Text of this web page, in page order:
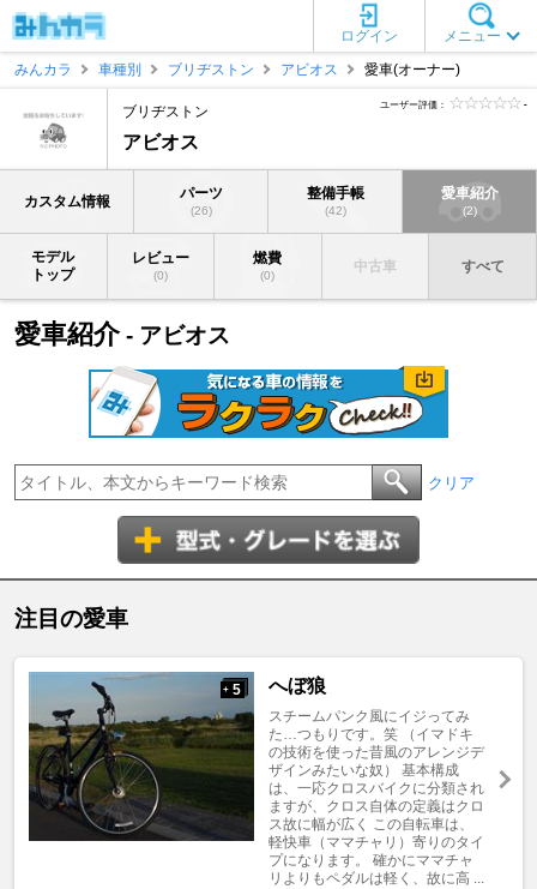
メニュー
ログイン
みんカラ
車種別 ブリヂストン アビオス 愛車(オーナー)
ブリヂストン
アビオス
ユーザー評価： -
カスタム情報 パーツ
(26)
整備手帳
(42)
愛車紹介
(2)
モデル
トップ
レビュー
(0)
燃費
(0)
中古車 すべて
愛車紹介- アビオス
クリア
注目の愛車
+ 5 へぼ狼
スチームパンク風にイジってみ
た…つもりです。笑 （イマドキ
の技術を使った昔風のアレンジデ
ザインみたいな奴） 基本構成
は、一応クロスバイクに分類され
ますが、クロス自体の定義はクロ
ス故に幅が広く この自転車は、
軽快車（ママチャリ）寄りのタイ
プになります。 確かにママチャ
リよりもペダルは軽く、故に高 ...